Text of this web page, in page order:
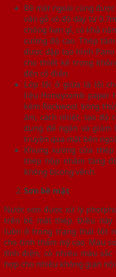
Bề mặt ngoài cùng
vân gỗ có độ dày từ
chống han gỉ, có khả
cường độ cao. Thép
được dập tạo hình
cho thiết kế trong
đến cổ điển.
Lớp lõi ở giữa là lõi
liệu Honeycomb paper
kèm Rockwool bông
âm, cách nhiệt, tạo độ
dụng để ngăn và giảm
truyền qua mặt bên
Khung xương cửa
thép hộp nhằm tăng
không bị cong vênh.
Sơn bề mặt
Nước sơn được xử lý
trên bề mặt thép. Điều này
luôn ở trong trạng thái tốt
cho tính thẩm mỹ cao. Màu
tĩnh điện, có nhiều màu
hợp cho nhiều không gian